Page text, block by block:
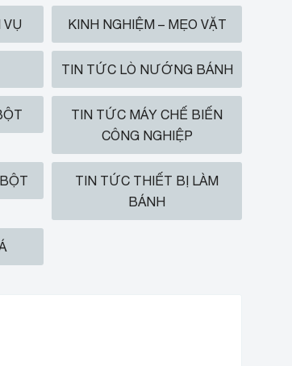
VỤ KINH NGHIỆM – MẸO VẶT
TIN TỨC LÒ NƯỚNG BÁNH
TIN TỨC MÁY CHẾ BIẾN
CÔNG NGHIỆP
TIN TỨC THIẾT BỊ LÀM
BÁNH